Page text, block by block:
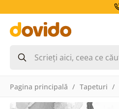
Pagina principală Tapeturi